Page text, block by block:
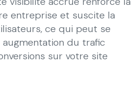
entreprise et suscite la
ce qui peut se
du trafic
sur votre site